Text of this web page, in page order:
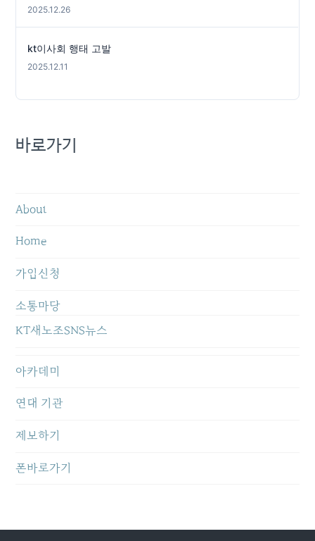
2025.12.26
kt이사회 행태 고발
2025.12.11
바로가기
About
Home
가입신청
소통마당
KT새노조SNS뉴스
아카데미
연대 기관
제보하기
폰바로가기